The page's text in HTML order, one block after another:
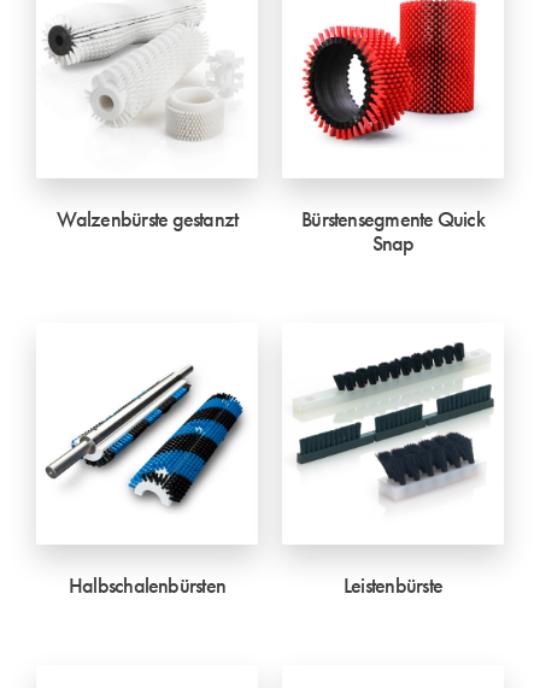
Walzenbürste gestanzt
Bürstensegmente Quick
Snap
Halbschalenbürsten Leistenbürste